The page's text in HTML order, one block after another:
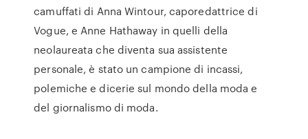
camuffati di Anna Wintour, caporedattrice di
Vogue, e Anne Hathaway in quelli della
neolaureata che diventa sua assistente
personale, è stato un campione di incassi,
polemiche e dicerie sul mondo della moda e
del giornalismo di moda.